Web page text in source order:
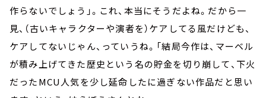
作らないでしょう」。これ、本当にそうだよね。だから一
見、（古いキャラクターや演者を）ケアしてる風だけども、
ケアしてないじゃん、っていうね。「結局今作は、マーベル
が積み上げてきた歴史という名の貯金を切り崩して、下火
だったMCU人気を少し延命したに過ぎない作品だと思い